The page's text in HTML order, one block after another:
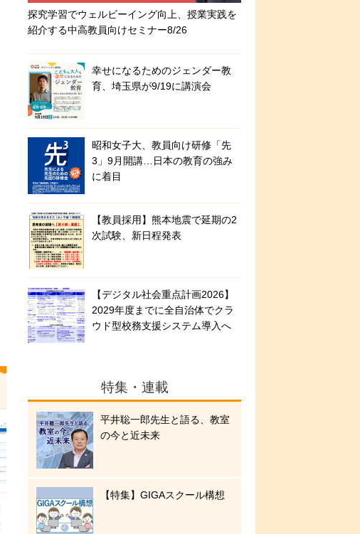
探究学習でウェルビーイング向上、授業実践を
紹介する中高教員向けセミナー8/26
幸せになるためのジェンダー教
育、埼玉県が9/19に講演会
昭和女子大、教員向け研修「先
3」9月開講…日本の教育の強み
に着目
【教員採用】熊本地震で延期の2
次試験、新日程発表
【デジタル社会重点計画2026】
2029年度までに全自治体でクラ
ウド型校務支援システム導入へ
特集・連載
平井聡一郎先生と語る、教室
の今と近未来
【特集】GIGAスクール構想